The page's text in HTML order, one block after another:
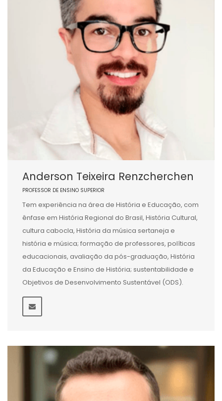
Anderson Teixeira Renzcherchen
PROFESSOR DE ENSINO SUPERIOR
Tem experiência na área de História e Educação, com
ênfase em História Regional do Brasil, História Cultural,
cultura cabocla, História da música sertaneja e
história e música; formação de professores, políticas
educacionais, avaliação da pós-graduação, História
da Educação e Ensino de História; sustentabilidade e
Objetivos de Desenvolvimento Sustentável (ODS).